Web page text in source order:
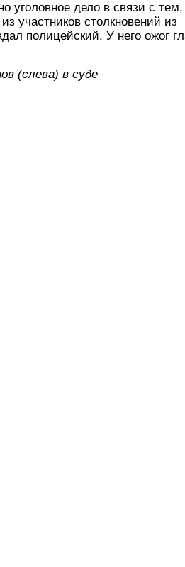
уголовное дело в связи с тем,
участников столкновений из
полицейский. У него ожог
(слева) в суде